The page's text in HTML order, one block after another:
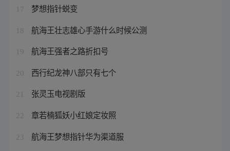
17 梦想指针蜕变
18 航海王壮志雄心手游什么时候公测
19 航海王强者之路折扣号
20 西行纪龙神八部只有七个
21 张灵玉电视剧版
22 章若楠狐妖小红娘定妆照
23 航海王梦想指针华为渠道服